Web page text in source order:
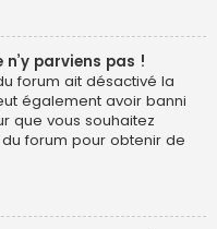
parviens pas !
forum ait désactivé la
également avoir banni
que vous souhaitez
forum pour obtenir de